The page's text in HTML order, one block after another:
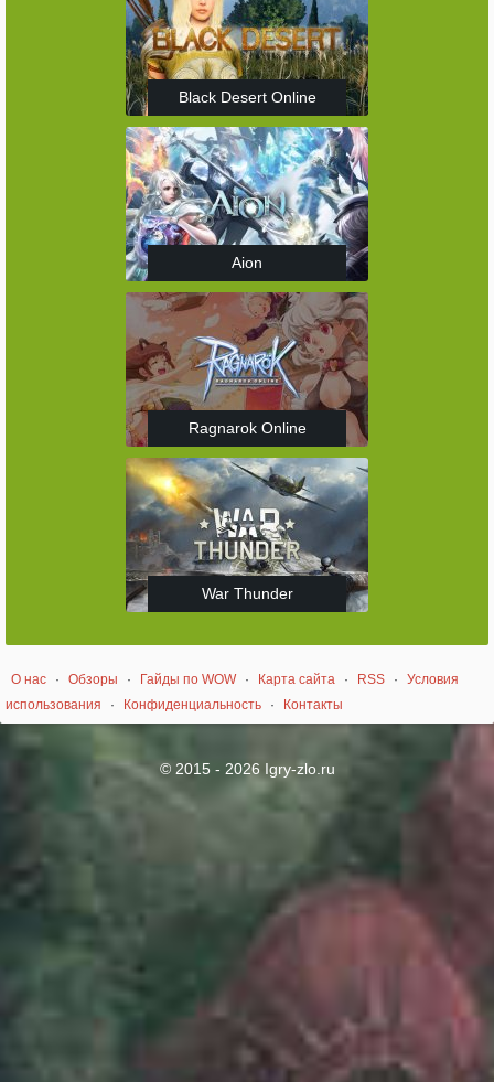
Black Desert Online
Aion
Ragnarok Online
War Thunder
О нас · Обзоры · Гайды по WOW · Карта сайта · RSS ·
Условия
использования
· Конфиденциальность · Контакты
© 2015 - 2026 Igry-zlo.ru